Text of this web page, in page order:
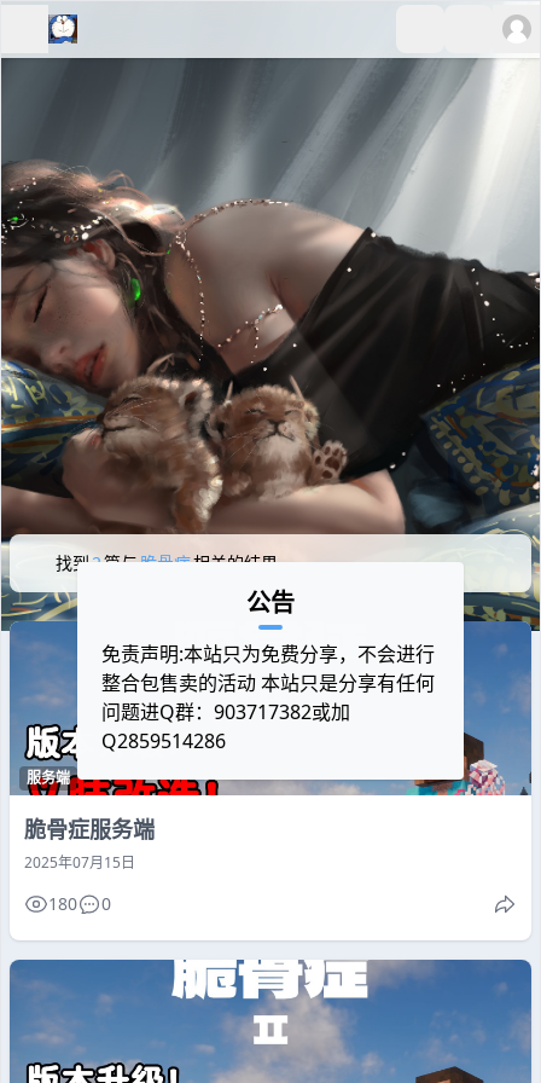
找到 2篇与脆骨症相关的结果
服务端
脆骨症服务端
2025年07月15日
180 0
公告
免责声明:本站只为免费分享，不会进行
整合包售卖的活动 本站只是分享有任何
问题进Q群：903717382或加
Q2859514286